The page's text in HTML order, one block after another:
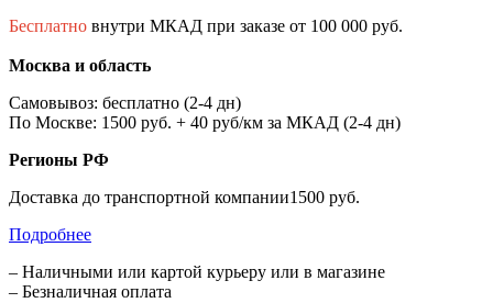
Бесплатно внутри МКАД при заказе от 100 000 руб.
Москва и область
Самовывоз: бесплатно (2-4 дн)
По Москве: 1500 руб. + 40 руб/км за МКАД (2-4 дн)
Регионы РФ
Доставка до транспортной компании1500 руб.
Подробнее
– Наличными или картой курьеру или в магазине
– Безналичная оплата